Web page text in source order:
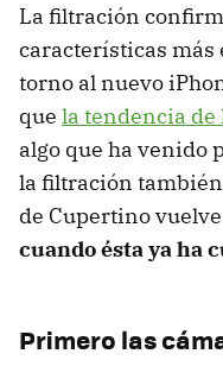
La filtración
características más
torno al nuevo
que la tendencia de
algo que ha venido
la filtración
de Cupertino vuelve
cuando ésta ya ha
Primero las